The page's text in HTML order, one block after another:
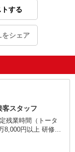
する
をシェア
客スタッフ
残業時間（トータ
円以上 研修中
習熟度により変動)
ル） 15.00時間/月